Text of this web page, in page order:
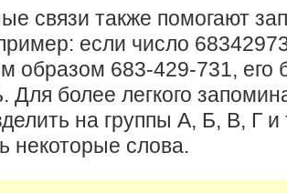
связи также помогают
если число
образом 683-429-731, его
Для более легкого
на группы А, Б, В, Г
некоторые слова.